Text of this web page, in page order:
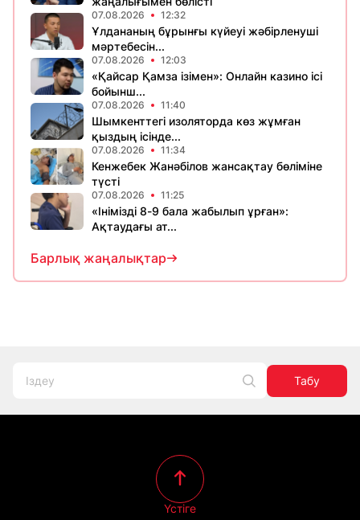
07.08.2026 12:32
Ұлдананың бұрынғы күйеуі жәбірленуші
мәртебесін...
07.08.2026 12:03
«Қайсар Қамза ізімен»: Онлайн казино ісі
бойынш...
07.08.2026 11:40
Шымкенттегі изоляторда көз жұмған
қыздың ісінде...
07.08.2026 11:34
Кенжебек Жанәбілов жансақтау бөліміне
түсті
07.08.2026 11:25
«Інімізді 8-9 бала жабылып ұрған»:
Ақтаудағы ат...
Барлық жаңалықтар
Табу
Үстіге